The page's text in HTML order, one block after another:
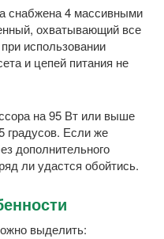
снабжена 4 массивными
охватывающий все
использовании
и цепей питания не
на 95 Вт или выше
градусов. Если же
дополнительного
ли удастся обойтись.
выделить: